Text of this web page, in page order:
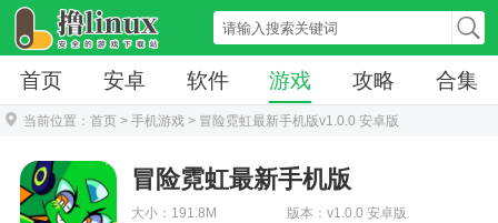
首页 安卓 软件 游戏 攻略 合集
当前位置： 首页 > 手机游戏 > 冒险霓虹最新手机版v1.0.0 安卓版
冒险霓虹最新手机版
大小：191.8M
版本：v1.0.0 安卓版